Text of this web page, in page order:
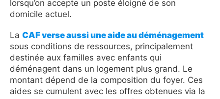
lorsqu’on accepte un poste éloigné de son
domicile actuel.
La CAF verse aussi une aide au déménagement
sous conditions de ressources, principalement
destinée aux familles avec enfants qui
déménagent dans un logement plus grand. Le
montant dépend de la composition du foyer. Ces
aides se cumulent avec les offres obtenues via la